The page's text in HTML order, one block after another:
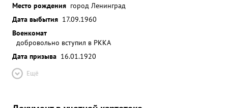
Место рождения город Ленинград
Дата выбытия 17.09.1960
Военкомат
добровольно вступил в РККА
Дата призыва 16.01.1920
Ещё